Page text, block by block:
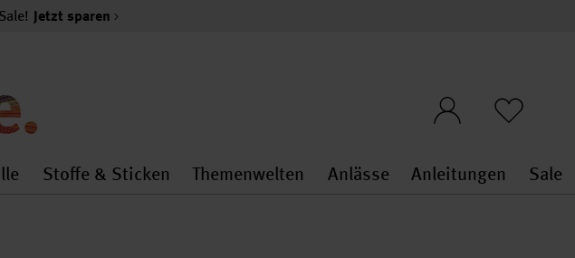
Jetzt sparen
general.openMenu
Wolle general.openMenu
Stoffe & Sticken
Stoffe & Sticken general.openMenu
Themenwelten
Themenwelten
Anlässe
Anlässe
Anleitungen Sale